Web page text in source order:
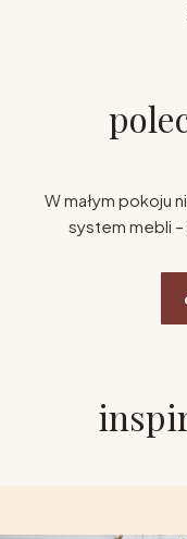
W małym pokoju
system mebli –